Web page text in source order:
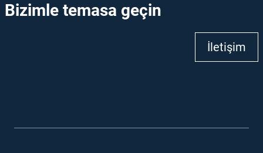
Bizimle temasa geçin
İletişim